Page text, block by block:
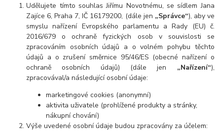
Udělujete tímto souhlas Jiřímu Novotnému, se sídlem Jana
Zajíce 6, Praha 7, IČ 16179200, (dále jen „Správce“), aby ve
smyslu nařízení Evropského parlamentu a Rady (EU) č.
2016/679 o ochraně fyzických osob v souvislosti se
zpracováním osobních údajů a o volném pohybu těchto
údajů a o zrušení směrnice 95/46/ES (obecné nařízení o
ochraně osobních údajů) (dále jen „Nařízení“),
zpracovával/a následující osobní údaje:
marketingové cookies (anonymní)
aktivita uživatele (prohlížené produkty a stránky,
nákupní chování)
Výše uvedené osobní údaje budou zpracovány za účelem: